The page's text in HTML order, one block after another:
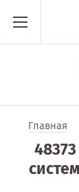
Главная